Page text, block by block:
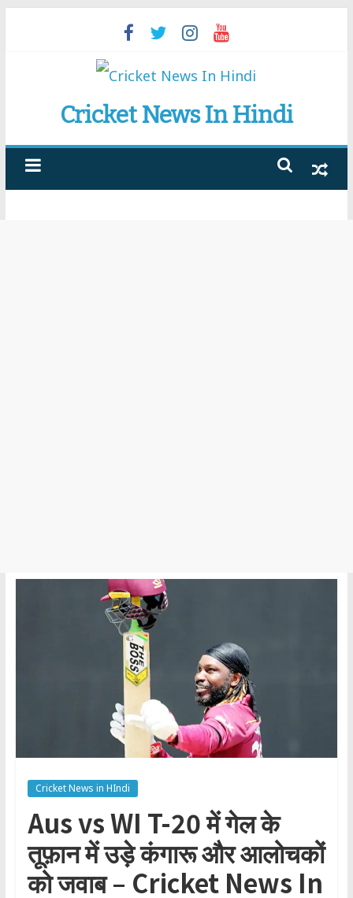
Cricket News In Hindi
Cricket News in HIndi
Aus vs WI T-20 में गेल के
तूफ़ान में उड़े कंगारू और आलोचकों
को जवाब – Cricket News In